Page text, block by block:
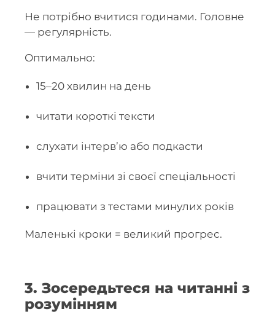
Не потрібно вчитися годинами. Головне
— регулярність.
Оптимально:
15–20 хвилин на день
читати короткі тексти
слухати інтерв’ю або подкасти
вчити терміни зі своєї спеціальності
працювати з тестами минулих років
Маленькі кроки = великий прогрес.
3. Зосередьтеся на читанні з
розумінням